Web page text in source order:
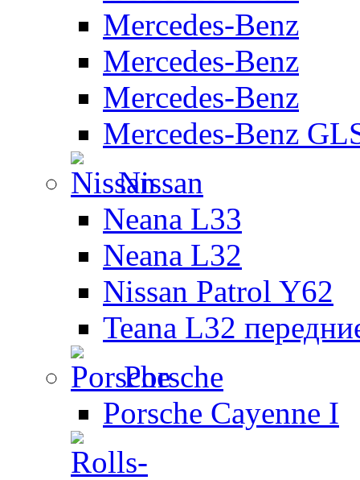
Mercedes-Benz
Mercedes-Benz
Mercedes-Benz
Mercedes-Benz
Nissan
Neana L33
Neana L32
Nissan Patrol Y62
Teana L32
Porsche
Porsche Cayenne I